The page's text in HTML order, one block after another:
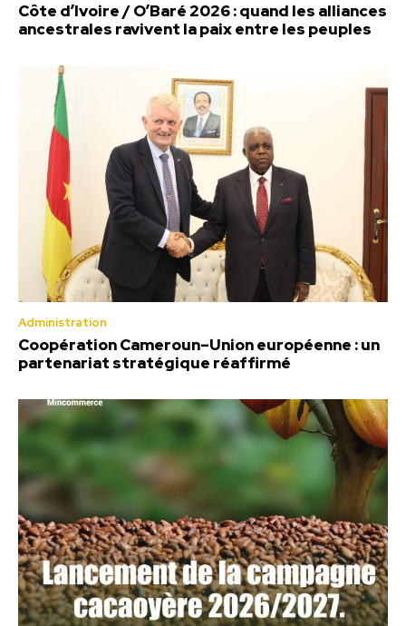
Côte d’Ivoire / O’Baré 2026 : quand les alliances
ancestrales ravivent la paix entre les peuples
Administration
Coopération Cameroun–Union européenne : un
partenariat stratégique réaffirmé